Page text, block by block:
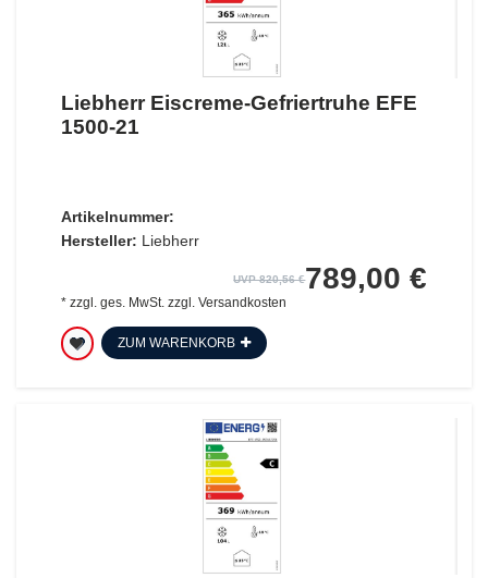
Liebherr Eiscreme-Gefriertruhe EFE
1500-21
Artikelnummer:
Hersteller: Liebherr
UVP 820,56 €789,00 €
* zzgl. ges. MwSt.zzgl. Versandkosten
ZUM WARENKORB